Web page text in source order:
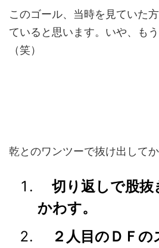
このゴール、当時を見ていた
ていると思います。いや、も
（笑）
乾とのワンツーで抜け出してか
切り返しで股抜
かわす。
２人目のＤＦの